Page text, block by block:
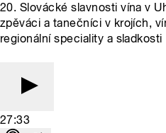
20. Slovácké slavnosti vína v
zpěváci a tanečníci v krojích,
regionální speciality a sladkosti
27:33